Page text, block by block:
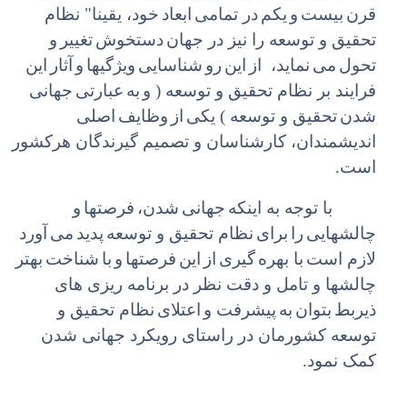
قرن بیست و یکم در تمامی ابعاد خود، یقینا" نظام
تحقیق و توسعه را نیز در جهاندستخوشتغییر و
تحول می نماید، از این رو شناسایی ویژگیها و آثار
این
فرایند بر نظام تحقیق و توسعه ( و به عبارتی جهانی
شدنتحقیق و توسعه ) یکی از وظایف اصلی
اندیشمندان، کارشناسان و تصمیم گیرندگان هرکشور
است.
با توجه به اینکه جهانی شدن، فرصتها و
چالشهایی را برای نظام تحقیق و توسعه پدید می آورد
لازم است با بهرهگیری از این فرصتها و با شناخت بهتر
چالشها و تامل و دقت نظر در برنامه ریزی های
ذیربط بتوان به پیشرفت و اعتلای نظام تحقیق و
توسعه کشورمان در راستای رویکرد جهانی شدن
کمک نمود.